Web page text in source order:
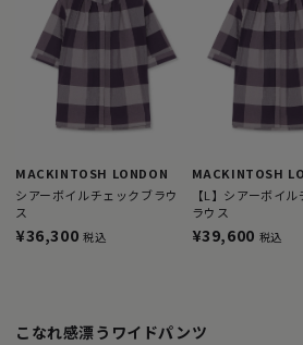
MACKINTOSH LONDON
シアーボイルチェックブラウ
ス
¥36,300 税込
MACKINTOSH
【L】シアーボイ
ラウス
¥39,600 税込
こなれ感漂うワイドパンツ